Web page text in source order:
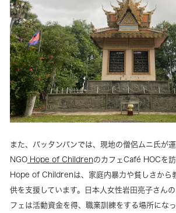
また、バッタンバンでは、現地の僧侶ムニ氏が
NGOHope of ChildrenのカフェCafé HOCを訪
Hope of Childrenは、家庭内暴力や貧しさから
供を支援しています。日本人女性岩田亮子さん
フェは活動資金を得、職業訓練をする場所になっ